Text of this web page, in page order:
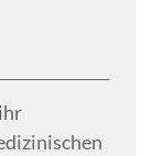
und
der